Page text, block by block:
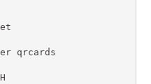
qrcards